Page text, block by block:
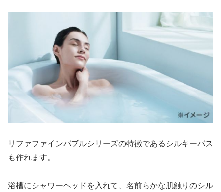
リファファインバブルシリーズの特徴であるシルキーバス
も作れます。
浴槽にシャワーヘッドを入れて、名前らかな肌触りのシル